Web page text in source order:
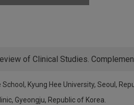
of Clinical Studies.
Kyung Hee University, Seoul,
Gyeongju, Republic of Korea.